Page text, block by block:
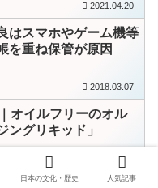
2021.04.20
はスマホやゲーム機等
を重ね保管が原因
2018.03.07
オイルフリーのオル
ングリキッド」
2018.03.30
日本の文化・歴史 人気記事